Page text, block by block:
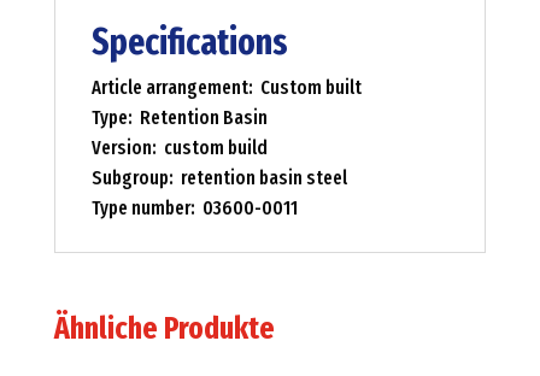
Specifications
Article arrangement: Custom built
Type: Retention Basin
Version: custom build
Subgroup: retention basin steel
Type number: 03600-0011
Ähnliche Produkte